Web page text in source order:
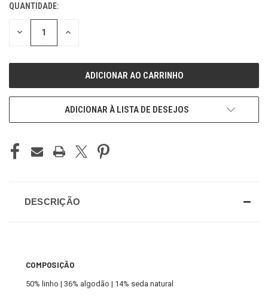
ESTOQUE
ATUAL:
QUANTIDADE:
REDUZIR REDUZIR
ADICIONAR À LISTA DE DESEJOS
DESCRIÇÃO
COMPOSIÇÃO
50% linho | 36% algodão | 14% seda natural